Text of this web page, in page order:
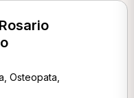
Osteopata,